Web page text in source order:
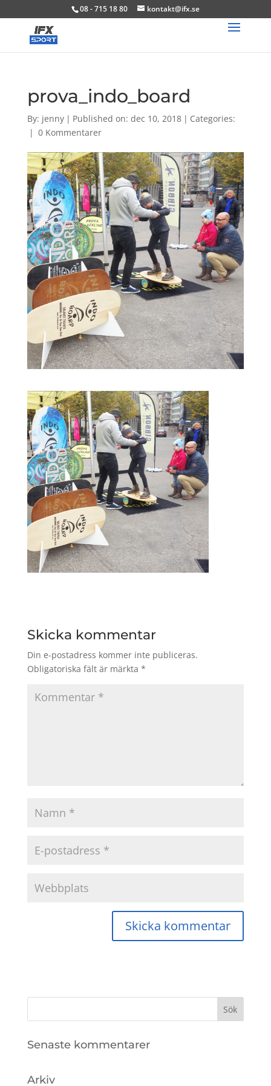
08 - 715 18 80 kontakt@ifx.se
prova_indo_board
By: jenny | Published on: dec 10, 2018 | Categories:
| 0 Kommentarer
Skicka kommentar
Din e-postadress kommer inte publiceras.
Obligatoriska fält är märkta *
Senaste kommentarer
Arkiv